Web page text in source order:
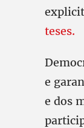
teses.
e
e dos